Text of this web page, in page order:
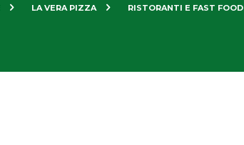
LA VERA PIZZA RISTORANTI E FAST FOOD